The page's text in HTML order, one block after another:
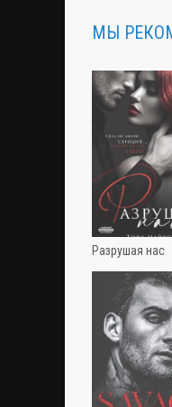
МЫ
Разрушая нас